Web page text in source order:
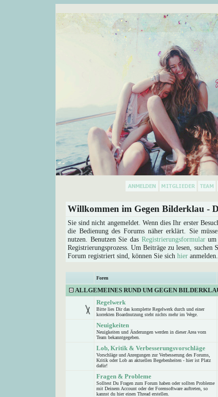
Willkommen im Gegen Bilderklau -
Sie sind nicht angemeldet. Wenn dies Ihr erster
die Bedienung des Forums näher erklärt. Sie
nutzen. Benutzen Sie das Registrierungsformularum
Registrierungsprozess. Um Beiträge zu lesen,
Forum registriert sind, können Sie sich hier anmelden.
Foren
ALLGEMEINES RUND UM GEGEN
Regelwerk
Bitte lies Dir das komplette Regelwerk durch und einer
korrekten Boardnutzung steht nichts mehr im Wege.
Neuigkeiten
Neuigkeiten und Änderungen werden in dieser Area vom
Team bekanntgegeben.
Lob, Kritik & Verbesserungsvorschläge
Vorschläge und Anregungen zur Verbesserung des Forums,
Kritik oder Lob an aktuellen Begebenheiten - hier ist Platz
dafür!
Fragen & Probleme
Solltest Du Fragen zum Forum haben oder sollten Probleme
mit Deinem Account oder der Forensoftware auftreten, so
kannst du hier einen Thread erstellen.